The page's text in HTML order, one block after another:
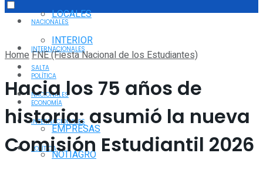
NACIONALES
INTERNACIONALES
POLÍTICA
ECONOMÍA
EMPRESAS
NOTIAGRO
LOCALES
INTERIOR
SALTA
NACIONALES
INTERNACIONALES
POLÍTICA
HomeFNE (Fiesta Nacional de los Estudiantes)
Hacia los 75 años de
historia: asumió la nueva
Comisión Estudiantil 2026